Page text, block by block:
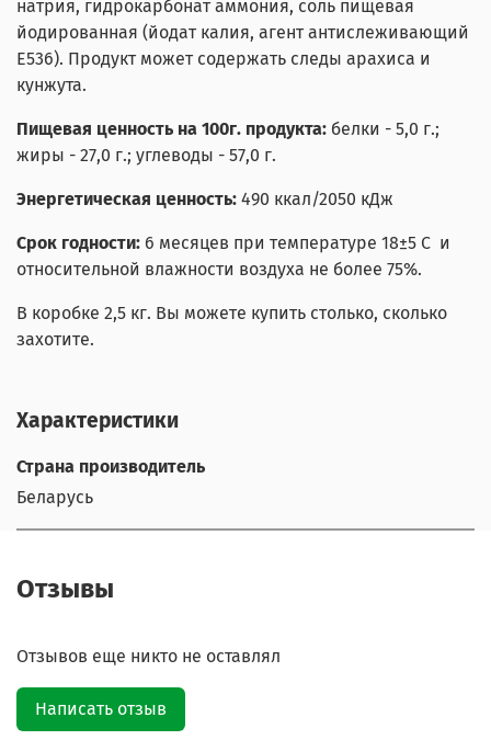
натрия, гидрокарбонат аммония, соль пищевая
йодированная (йодат калия, агент антислеживающий
Е536). Продукт может содержать следы арахиса и
кунжута.
Пищевая ценность на 100г. продукта: белки - 5,0 г.;
жиры - 27,0 г.; углеводы - 57,0 г.
Энергетическая ценность: 490 ккал/2050 кДж
Срок годности: 6 месяцев при температуре 18±5 С и
относительной влажности воздуха не более 75%.
В коробке 2,5 кг. Вы можете купить столько, сколько
захотите.
Характеристики
Страна производитель
Беларусь
Отзывы
Отзывов еще никто не оставлял
Написать отзыв